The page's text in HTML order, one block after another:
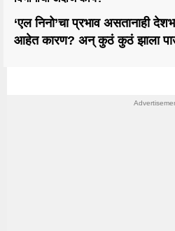
‘एल निनो’चा प्रभाव असतानाही
आहेत कारण? अन् कुठं कुठं झाला